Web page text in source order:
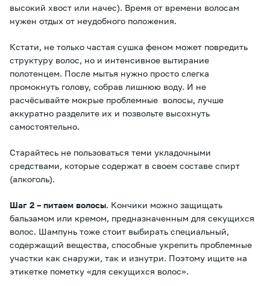
высокий хвост или начес). Время от времени волосам
нужен отдых от неудобного положения.
Кстати, не только частая сушка феном может повредить
структуру волос, но и интенсивное вытирание
полотенцем. После мытья нужно просто слегка
промокнуть голову, собрав лишнюю воду. И не
расчёсывайте мокрые проблемные волосы, лучше
аккуратно разделите их и позвольте высохнуть
самостоятельно.
Старайтесь не пользоваться теми укладочными
средствами, которые содержат в своем составе спирт
(алкоголь).
Шаг 2 – питаем волосы. Кончики можно защищать
бальзамом или кремом, предназначенным для секущихся
волос. Шампунь тоже стоит выбирать специальный,
содержащий вещества, способные укрепить проблемные
участки как снаружи, так и изнутри. Поэтому ищите на
этикетке пометку «для секущихся волос».